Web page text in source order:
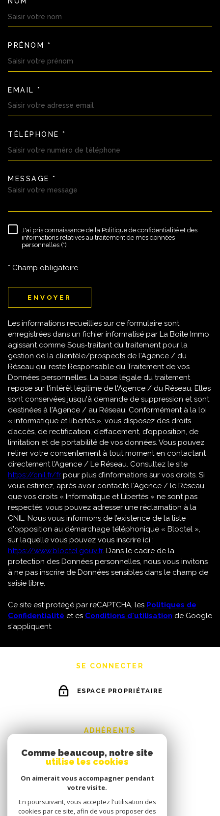
PRÉNOM *
EMAIL *
TÉLÉPHONE *
MESSAGE *
RÈGLEMENTATION
J'ai pris connaissance de la Politique de confidentialité et des
informations relatives au traitement de mes données
personnelles (*)
* Champ obligatoire
ENVOYER
Les informations recueillies sur ce formulaire sont
enregistrées dans un fichier informatisé par La Boite Immo
agissant comme Sous-traitant du traitement pour la
gestion de la clientèle/prospects de l'Agence / du
Réseau qui reste Responsable du Traitement de vos
Données personnelles. La base légale du traitement
repose sur l'intérêt légitime de l'Agence / du Réseau. Elles
sont conservées jusqu'à demande de suppression et sont
destinées à l'Agence / au Réseau. Conformément à la loi
« informatique et libertés », vous disposez des droits
d’accès, de rectification, d’effacement, d’opposition, de
limitation et de portabilité de vos données. Vous pouvez
retirer votre consentement à tout moment en contactant
directement l’Agence / Le Réseau. Consultez le site
https://cnil.fr/fr pour plus d’informations sur vos droits. Si
vous estimez, après avoir contacté l'Agence / le Réseau,
que vos droits « Informatique et Libertés » ne sont pas
respectés, vous pouvez adresser une réclamation à la
CNIL. Nous vous informons de l’existence de la liste
d'opposition au démarchage téléphonique « Bloctel »,
sur laquelle vous pouvez vous inscrire ici :
https://www.bloctel.gouv.fr. Dans le cadre de la
protection des Données personnelles, nous vous invitons
à ne pas inscrire de Données sensibles dans le champ de
saisie libre.
Ce site est protégé par reCAPTCHA, les Politiques de
Confidentialité et es Conditions d'utilisation de Google
s'appliquent.
SE CONNECTER
ESPACE PROPRIÉTAIRE
ADHÉRENTS
Comme beaucoup, notre site
utilise les cookies
On aimerait vous accompagner pendant
votre visite.
En poursuivant, vous acceptez l'utilisation des
cookies par ce site, afin de vous proposer des